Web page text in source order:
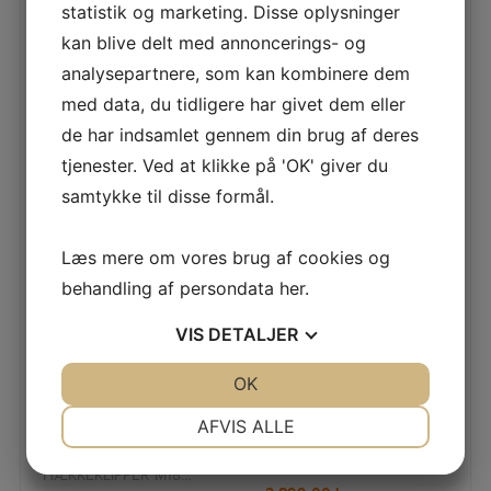
MILWAUKEE
HÆKKEKLIPPER M18
HÆKKEKLIPPER M18 CHT-
0 MILWAUKEE M18 CHT-0
– Kvalitets hækkeklipper
med kraften til de me
1.979,00
LÆS MERE
MILWAUKEE
BUSKRYDDER M18 FOPH-
BCA
den ideelle løsning til
professionelle, der
arbejder med krævende
rydningsopga
1.099,00kr.
SPAR 55%
MILWAUKEE
HÆKKEKLIPPER M18
HÆKKEKLIPPER M18
SPAR 47%
MILWAUKEE FHET75G2-0
HÆKKEKLIPPER M18
Den professionelle
MILWAUKEE FHET75G2-0
dobbeltslebet sværd med
statistik og marketing. Disse oplysninger
kan blive delt med annoncerings- og
analysepartnere, som kan kombinere dem
med data, du tidligere har givet dem eller
de har indsamlet gennem din brug af deres
tjenester. Ved at klikke på 'OK' giver du
samtykke til disse formål.
Læs mere om vores brug af cookies og
behandling af persondata her.
VIS DETALJER
AFVIS ALLE
OK